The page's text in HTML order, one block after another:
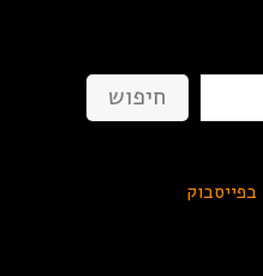
חיפוש
בפייסבוק